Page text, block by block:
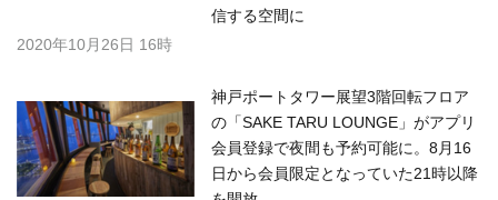
信する空間に
2020年10月26日 16時
神戸ポートタワー展望3階回転フロア
の「SAKE TARU LOUNGE」がアプリ
会員登録で夜間も予約可能に。8月16
日から会員限定となっていた21時以降